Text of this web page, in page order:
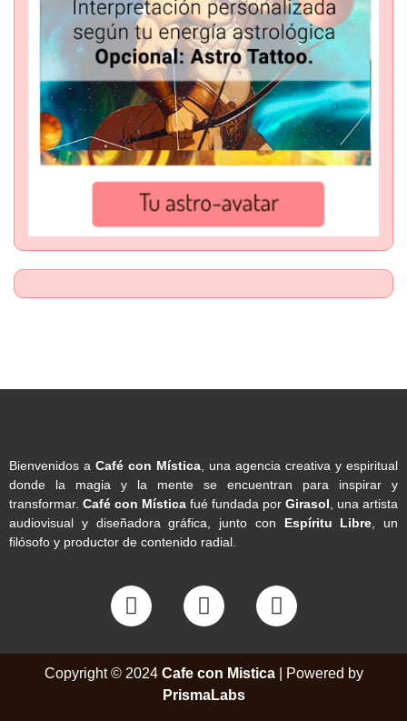
Bienvenidos a Café con Mística , una agencia creativa y espiritual
donde la magia y la mente se encuentran para inspirar y
transformar. Café con Mística fué fundada por Girasol , una artista
audiovisual y diseñadora gráfica, junto con Espíritu Libre , un
filósofo y productor de contenido radial.
Copyright © 2024 Cafe con Mistica| Powered by
PrismaLabs